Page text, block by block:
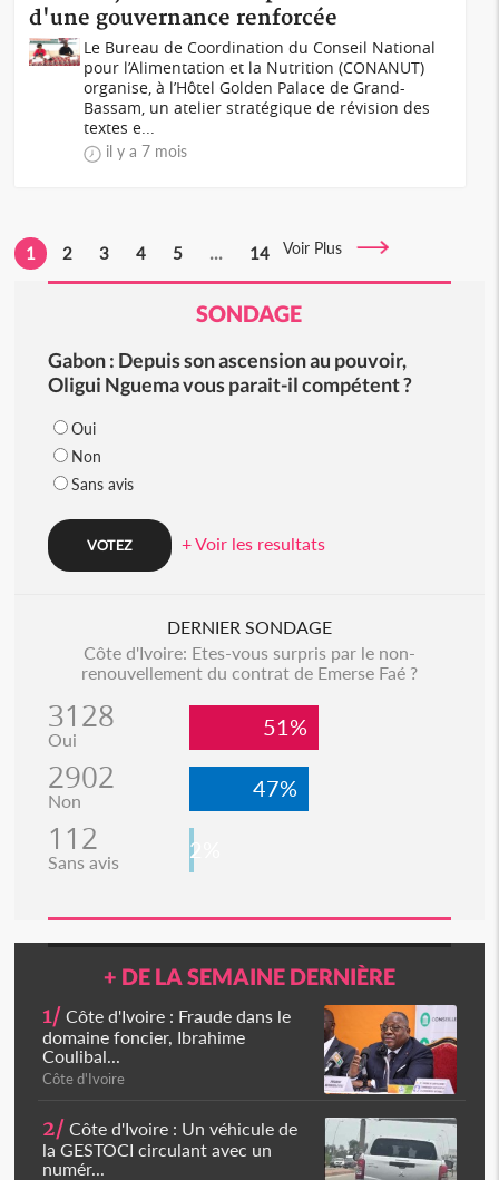
d'une gouvernance renforcée
Le Bureau de Coordination du Conseil National
pour l’Alimentation et la Nutrition (CONANUT)
organise, à l’Hôtel Golden Palace de Grand-
Bassam, un atelier stratégique de révision des
textes e...
il y a 7 mois
1 2 3 4 5 ... 14 Voir Plus
SONDAGE
Gabon : Depuis son ascension au pouvoir,
Oligui Nguema vous parait-il compétent ?
Oui
Non
Sans avis
+ Voir les resultats
DERNIER SONDAGE
Côte d'Ivoire: Etes-vous surpris par le non-
renouvellement du contrat de Emerse Faé ?
3128
Oui 51%
2902
Non 47%
112
Sans avis 2%
+ DE LA SEMAINE DERNIÈRE
1/ Côte d'Ivoire : Fraude dans le
domaine foncier, Ibrahime
Coulibal...
Côte d'Ivoire
2/ Côte d'Ivoire : Un véhicule de
la GESTOCI circulant avec un
numér...